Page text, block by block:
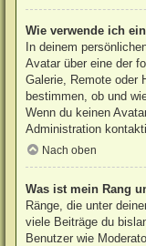
Wie verwende ich
In deinem
Avatar über eine der
Galerie, Remote oder
bestimmen, ob und
Wenn du keinen
Administration
Nach oben
Was ist mein Rang
Ränge, die unter
viele Beiträge du
Benutzer wie